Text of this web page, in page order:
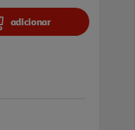
adicionar